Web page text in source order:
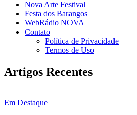
Nova Arte Festival
Festa dos Barangos
WebRádio NOVA
Contato
Política de Privacidade
Termos de Uso
Artigos Recentes
Em Destaque